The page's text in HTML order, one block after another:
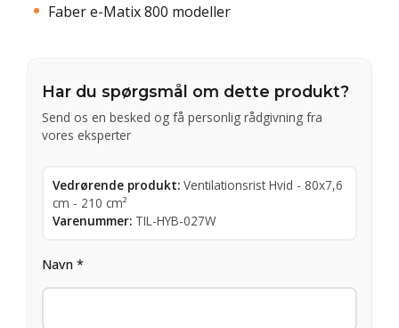
Faber e-Matix 800 modeller
Har du spørgsmål om dette produkt?
Send os en besked og få personlig rådgivning fra
vores eksperter
Vedrørende produkt: Ventilationsrist Hvid - 80x7,6
cm - 210 cm²
Varenummer: TIL-HYB-027W
Navn *